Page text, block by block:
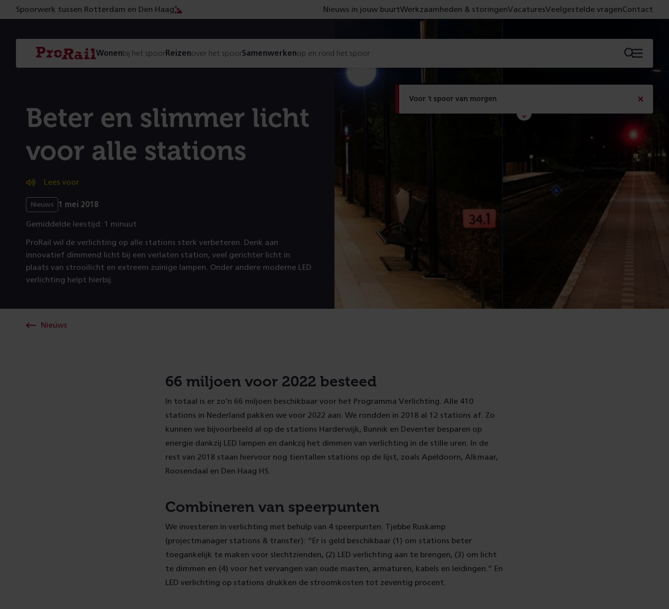
Voor 't spoor van morgen
Met de campagne 'Voor 't spoor naar morgen' laten
Spoorwerk tussen Rotterdam en Den Haag Nieuws in jouw buurtWerkzaamheden & storingenVacaturesVeelgestelde vragenContact
Navigatie
Homepage
ProRail
Wonenbij het spoorReizenover het spoorSamenwerkenop en rond het spoor Menu
Beter en slimmer licht
voor alle stations
Lees voor
Nieuws 1 mei 2018
Gemiddelde leestijd: 1 minuut
ProRail wil de verlichting op alle stations sterk verbeteren. Denk aan
innovatief dimmend licht bij een verlaten station, veel gerichter licht in
plaats van strooilicht en extreem zuinige lampen. Onder andere moderne LED
verlichting helpt hierbij.
Nieuws
66 miljoen voor 2022 besteed
In totaal is er zo’n 66 miljoen beschikbaar voor het Programma Verlichting. Alle 410
stations in Nederland pakken we voor 2022 aan. We rondden in 2018 al 12 stations af. Zo
kunnen we bijvoorbeeld al op de stations Harderwijk, Bunnik en Deventer besparen op
energie dankzij LED lampen en dankzij het dimmen van verlichting in de stille uren. In de
rest van 2018 staan hiervoor nog tientallen stations op de lijst, zoals Apeldoorn, Alkmaar,
Roosendaal en Den Haag HS.
Combineren van speerpunten
We investeren in verlichting met behulp van 4 speerpunten. Tjebbe Ruskamp
(projectmanager stations & transfer): “Er is geld beschikbaar (1) om stations beter
toegankelijk te maken voor slechtzienden, (2) LED verlichting aan te brengen, (3) om licht
te dimmen en (4) voor het vervangen van oude masten, armaturen, kabels en leidingen.” En
LED verlichting op stations drukken de stroomkosten tot zeventig procent.